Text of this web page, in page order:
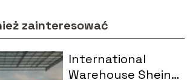
zainteresować
International
Warehouse Shein